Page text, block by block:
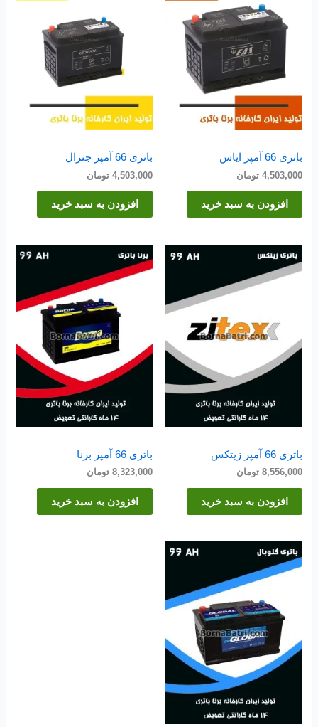
باتری 66 آمپر ایاس
4,503,000 تومان
افزودن به سبد خرید
باتری 66 آمپر جنرال
4,503,000 تومان
افزودن به سبد خرید
باتری 66 آمپر زیتکس
8,556,000 تومان
افزودن به سبد خرید
باتری 66 آمپر برنا
8,323,000 تومان
افزودن به سبد خرید